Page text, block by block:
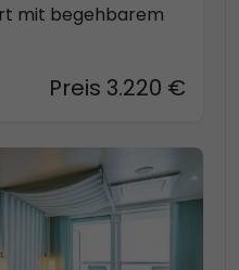
mit begehbarem
Preis 3.220 €